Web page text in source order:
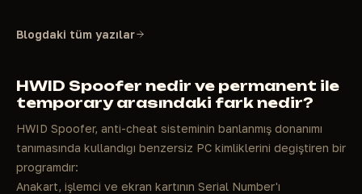
Blogdaki tüm yazılar
HWID Spoofer nedir ve permanent ile
temporary arasındaki fark nedir?
HWID Spoofer, anti-cheat sisteminin banlanmış donanımı
tanımasında kullandığı benzersiz PC kimliklerini değiştiren bir
programdır:
Anakart, işlemci ve ekran kartının Serial Number'ı